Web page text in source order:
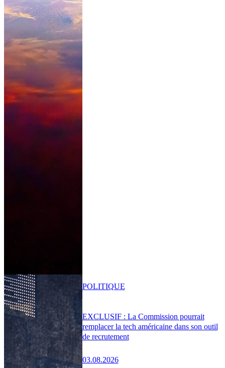
EXCLUSIF : La Commission pourrait
remplacer la tech américaine dans son outil
de recrutement
03.08.2026
POLITIQUE